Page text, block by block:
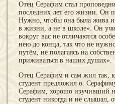
Отец Серафим стал
последних лет его жизни. Он
Нужно, чтобы она была жива и
в жизни, а не в школе». Он
вокруг вас не отличаются
нею до конца, так что не
путём, не полагаясь на
приживаться в наших душах».
Отец Серафим и сам жил так,
студент предложил о.
Серафим, хорошо изучивший
студент никогда и не слышал,